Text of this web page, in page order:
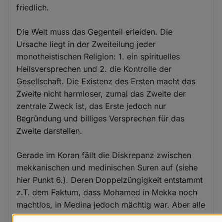
friedlich.
Die Welt muss das Gegenteil erleiden. Die
Ursache liegt in der Zweiteilung jeder
monotheistischen Religion: 1. ein spirituelles
Heilsversprechen und 2. die Kontrolle der
Gesellschaft. Die Existenz des Ersten macht das
Zweite nicht harmloser, zumal das Zweite der
zentrale Zweck ist, das Erste jedoch nur
Begründung und billiges Versprechen für das
Zweite darstellen.
Gerade im Koran fällt die Diskrepanz zwischen
mekkanischen und medinischen Suren auf (siehe
hier Punkt 6.). Deren Doppelzüngigkeit entstammt
z.T. dem Faktum, dass Mohamed in Mekka noch
machtlos, in Medina jedoch mächtig war. Aber alle
Suren verblieben im Koran, weil sich damit